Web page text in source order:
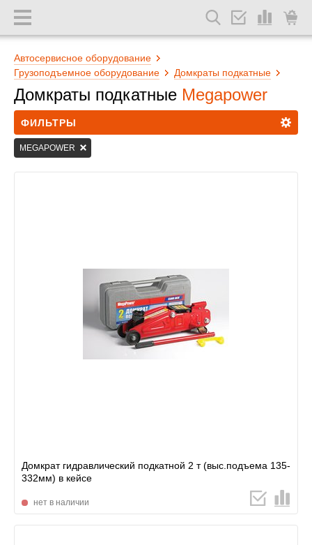
Автосервисное оборудование
Грузоподъемное оборудование
Домкраты подкатные
Домкраты подкатные Megapower
ФИЛЬТРЫ
MEGAPOWER
Домкрат гидравлический подкатной 2 т (выс.подъема 135-
332мм) в кейсе
нет в наличии